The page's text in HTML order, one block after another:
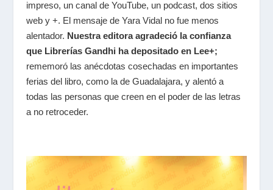
impreso, un canal de YouTube, un podcast, dos sitios
web y +. El mensaje de Yara Vidal no fue menos
alentador. Nuestra editora agradeció la confianza
que Librerías Gandhi ha depositado en Lee+;
rememoró las anécdotas cosechadas en importantes
ferias del libro, como la de Guadalajara, y alentó a
todas las personas que creen en el poder de las letras
a no retroceder.